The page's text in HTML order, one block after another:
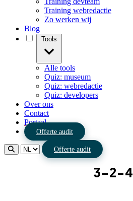
Training webredactie
Zo werken wij
Blog
Alle tools
Quiz: museum
Quiz: webredactie
Quiz: developers
Over ons
Contact
Portaal
Offerte audit
Offerte audit
3-2-4